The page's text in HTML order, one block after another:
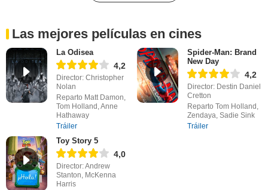
Las mejores películas en cines
La Odisea
4,2
Director: Christopher
Nolan
Reparto Matt Damon,
Tom Holland, Anne
Hathaway
Tráiler
Spider-Man: Brand
New Day
4,2
Director: Destin Daniel
Cretton
Reparto Tom Holland,
Zendaya, Sadie Sink
Tráiler
Toy Story 5
4,0
Director: Andrew
Stanton, McKenna
Harris